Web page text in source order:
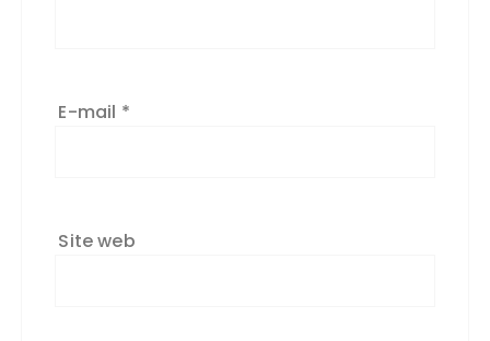
E-mail *
Site web